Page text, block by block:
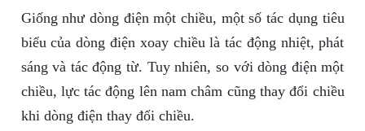
Giống như dòng điện một chiều, một số tác dụng tiêu
biểu của dòng điện xoay chiều là tác động nhiệt, phát
sáng và tác động từ. Tuy nhiên, so với dòng điện một
chiều, lực tác động lên nam châm cũng thay đổi chiều
khi dòng điện thay đổi chiều.